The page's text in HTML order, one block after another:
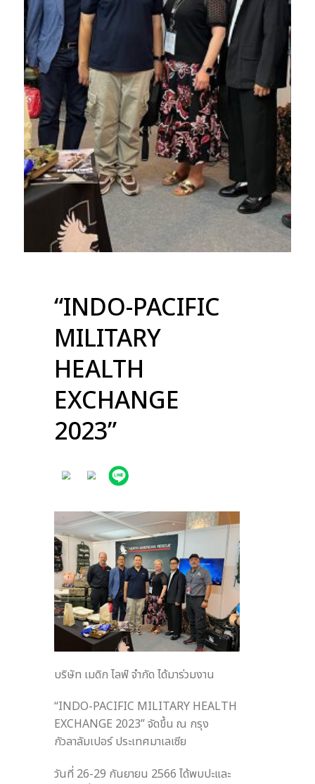
“INDO-PACIFIC
MILITARY
HEALTH
EXCHANGE
2023”
บริษัท เมดิก ไลฟ์ จำกัด ได้มาร่วมงาน
“INDO-PACIFIC MILITARY HEALTH
EXCHANGE 2023” จัดขึ้น ณ กรุง
กัวลาลัมเปอร์ ประเทศมาเลเซีย
วันที่ 26-29 กันยายน 2566 ได้พบปะและ